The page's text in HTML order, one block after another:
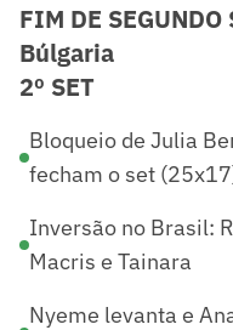
FIM DE
Búlgaria
2º SET
Bloqueio de Julia
fecham o set
Inversão no Brasil:
Macris e Tainara
Nyeme levanta e